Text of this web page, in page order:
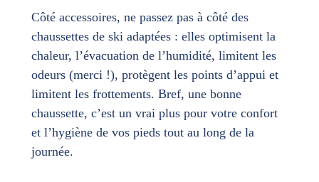
Côté accessoires, ne passez pas à côté des
chaussettes de ski adaptées : elles optimisent la
chaleur, l’évacuation de l’humidité, limitent les
odeurs (merci !), protègent les points d’appui et
limitent les frottements. Bref, une bonne
chaussette, c’est un vrai plus pour votre confort
et l’hygiène de vos pieds tout au long de la
journée.